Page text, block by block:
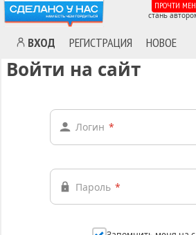
ВХОД РЕГИСТРАЦИЯ НОВОЕ
ПРОЧТИ
стань
Войти на сайт
Логин *
Пароль *